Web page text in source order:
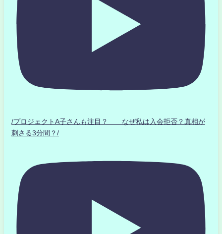
/プロジェクトA子さんも注目？ なぜ私は入会拒否？真相が
刺さる3分間？/